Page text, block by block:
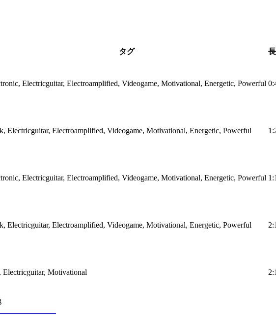
タグ
Electricguitar, Electroamplified, Videogame, Motivational, Energetic, Powerful
Electricguitar, Electroamplified, Videogame, Motivational, Energetic, Powerful
Electricguitar, Electroamplified, Videogame, Motivational, Energetic, Powerful
Electricguitar, Electroamplified, Videogame, Motivational, Energetic, Powerful
Electricguitar, Motivational